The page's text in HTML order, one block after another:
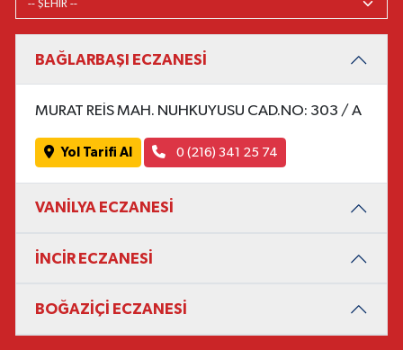
BAĞLARBAŞI ECZANESİ
MURAT REİS MAH. NUHKUYUSU CAD.NO: 303 / A
Yol Tarifi Al 0 (216) 341 25 74
VANİLYA ECZANESİ
İNCİR ECZANESİ
BOĞAZİÇİ ECZANESİ